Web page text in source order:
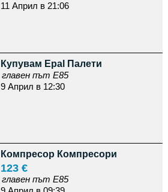
11 Април в 21:06
Купувам Epal Палети
главен път Е85
9 Април в 12:30
Компресор Компресори
123 €
главен път Е85